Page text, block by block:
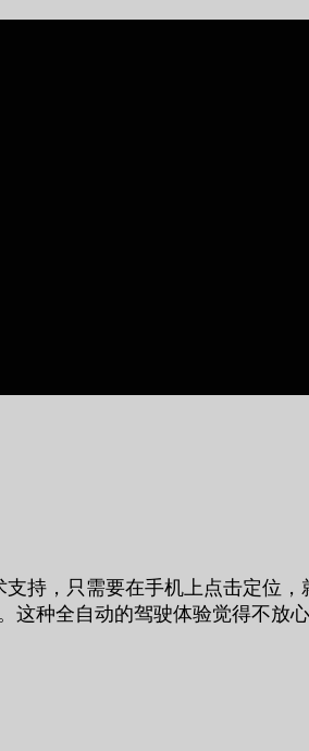
持，只需要在手机上点击定位
种全自动的驾驶体验觉得不放